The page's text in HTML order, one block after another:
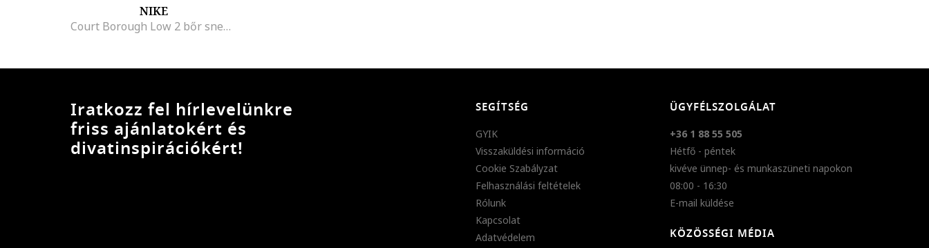
NIKE
Court Borough Low 2 bőr sneaker perforációkkal, Piros/Fekete
Iratkozz fel hírlevelünkre
friss ajánlatokért és
divatinspirációkért!
SEGÍTSÉG
GYIK
Visszaküldési információ
Cookie Szabályzat
Felhasználási feltételek
Rólunk
Kapcsolat
Adatvédelem
ÜGYFÉLSZOLGÁLAT
+36 1 88 55 505
Hétfő - péntek
kivéve ünnep- és munkaszüneti napokon
08:00 - 16:30
E-mail küldése
KÖZÖSSÉGI MÉDIA